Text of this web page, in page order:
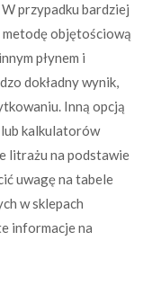
przypadku bardziej
objętościową
płynem i
dokładny wynik,
Inną opcją
kalkulatorów
litrażu na podstawie
uwagę na tabele
w sklepach
informacje na